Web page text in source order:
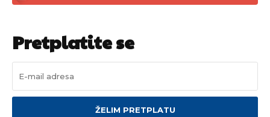
Pretplatite se
ŽELIM PRETPLATU